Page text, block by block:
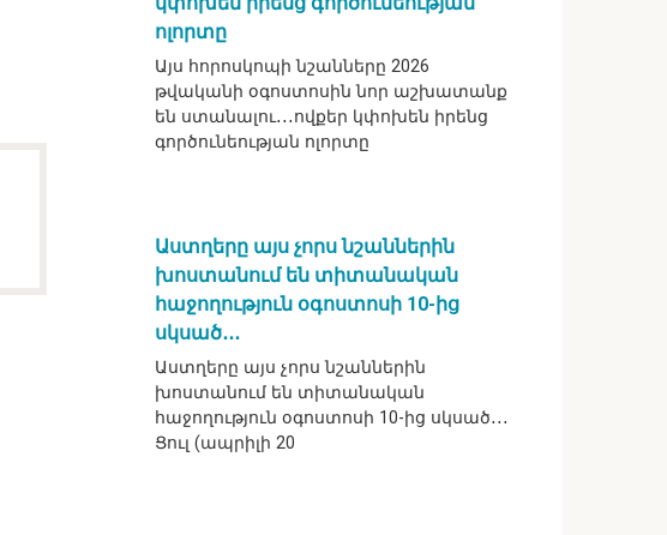
ոլորտը
Այս հորոսկոպի նշանները 2026
թվականի օգոստոսին նոր աշխատանք
են ստանալու․․․ովքեր կփոխեն իրենց
գործունեության ոլորտը
Աստղերը այս չորս նշաններին
խոստանում են տիտանական
հաջողություն օգոստոսի 10-ից
սկսած․․․
Աստղերը այս չորս նշաններին
խոստանում են տիտանական
հաջողություն օգոստոսի 10-ից սկսած․․․
Ցուլ (ապրիլի 20